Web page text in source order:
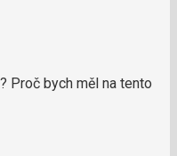
Proč bych měl na tento